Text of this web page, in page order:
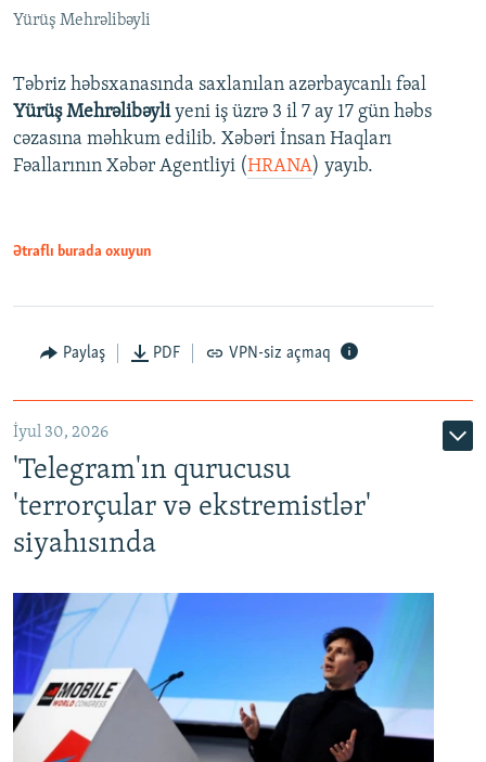
Yürüş Mehrəlibəyli
Təbriz həbsxanasında saxlanılan azərbaycanlı fəal
Yürüş Mehrəlibəyliyeni iş üzrə 3 il 7 ay 17 gün həbs
cəzasına məhkum edilib. Xəbəri İnsan Haqları
Fəallarının Xəbər Agentliyi (HRANA) yayıb.
Ətraflı burada oxuyun
Paylaş PDF VPN-siz açmaq
İyul 30, 2026
'Telegram'ın qurucusu
'terrorçular və ekstremistlər'
siyahısında